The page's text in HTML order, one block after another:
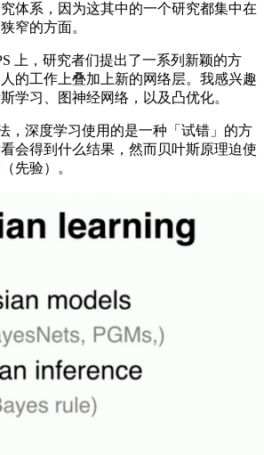
体系，因为这其中的一个研究都集中在
窄的方面。
，研究者们提出了一系列新颖的方
的工作上叠加上新的网络层。我感兴趣
学习、图神经网络，以及凸优化。
深度学习使用的是一种「试错」的方
会得到什么结果，然而贝叶斯原理迫使
先验）。